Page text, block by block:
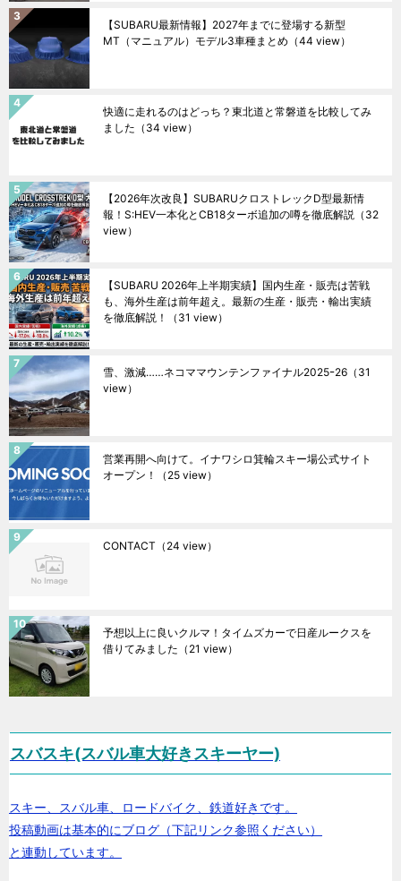
【SUBARU最新情報】2027年までに登場する新型
MT（マニュアル）モデル3車種まとめ （44 view）
快適に走れるのはどっち？東北道と常磐道を比較してみ
ました （34 view）
【2026年次改良】SUBARUクロストレックD型最新情
報！S:HEV一本化とCB18ターボ追加の噂を徹底解説 （32
view）
【SUBARU 2026年上半期実績】国内生産・販売は苦戦
も、海外生産は前年超え。最新の生産・販売・輸出実績
を徹底解説！
（31 view）
雪、激減……ネコママウンテンファイナル2025ｰ26 （31
view）
営業再開へ向けて。イナワシロ箕輪スキー場公式サイト
オープン！
（25 view）
CONTACT （24 view）
予想以上に良いクルマ！タイムズカーで日産ルークスを
借りてみました （21 view）
スバスキ(スバル車大好きスキーヤー)
スキー、スバル車、ロードバイク、鉄道好きです。
投稿動画は基本的にブログ（下記リンク参照ください）
と連動しています。